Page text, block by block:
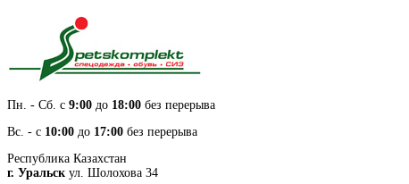
Пн. - Cб. с 9:00 до 18:00 без перерыва
Вс. - с 10:00 до 17:00 без перерыва
Республика Казахстан
г. Уральск ул. Шолохова 34